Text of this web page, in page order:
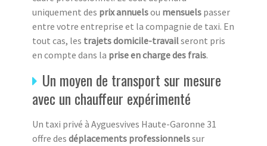
uniquement des prix annuelsou mensuels passer
entre votre entreprise et la compagnie de taxi. En
tout cas, les trajets domicile-travailseront pris
en compte dans la prise en charge des frais.
Un moyen de transport sur mesure
avec un chauffeur expérimenté
Un taxi privé à Ayguesvives Haute-Garonne 31
offre des déplacements professionnelssur